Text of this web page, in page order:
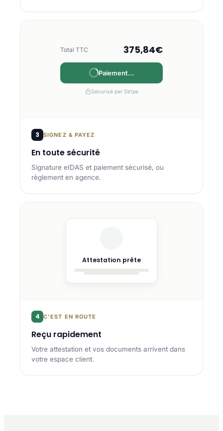
Total TTC 375,84€
Payé
Sécurisé par Stripe
3 SIGNEZ & PAYEZ
En toute sécurité
Signature eIDAS et paiement sécurisé, ou
règlement en agence.
Attestation prête
4 C'EST EN ROUTE
Reçu rapidement
Votre attestation et vos documents arrivent dans
votre espace client.